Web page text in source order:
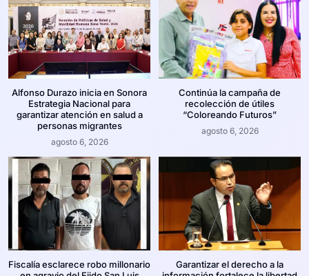
Alfonso Durazo inicia en Sonora
Estrategia Nacional para
garantizar atención en salud a
personas migrantes
agosto 6, 2026
Continúa la campaña de
recolección de útiles
“Coloreando Futuros”
agosto 6, 2026
Fiscalía esclarece robo millonario
Garantizar el derecho a la